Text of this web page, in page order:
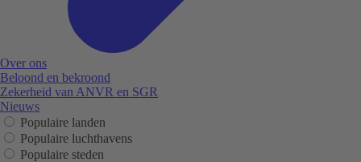
Over ons
Beloond en bekroond
Zekerheid van ANVR en SGR
Nieuws
Populaire landen
Populaire luchthavens
Populaire steden